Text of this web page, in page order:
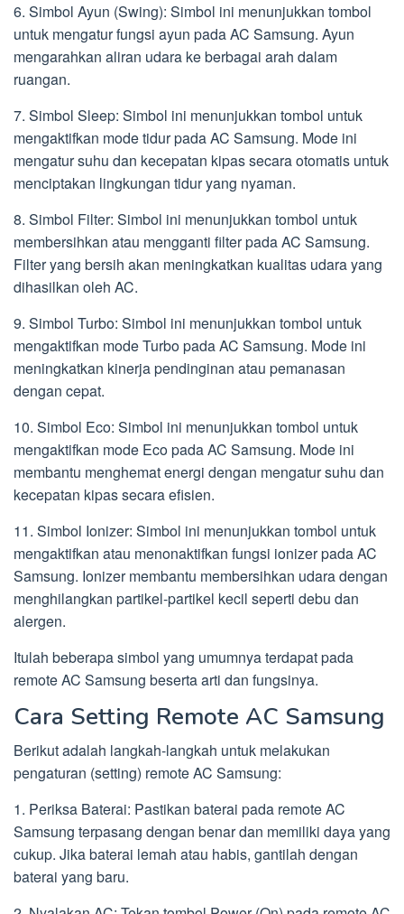
6. Simbol Ayun (Swing): Simbol ini menunjukkan tombol
untuk mengatur fungsi ayun pada AC Samsung. Ayun
mengarahkan aliran udara ke berbagai arah dalam
ruangan.
7. Simbol Sleep: Simbol ini menunjukkan tombol untuk
mengaktifkan mode tidur pada AC Samsung. Mode ini
mengatur suhu dan kecepatan kipas secara otomatis untuk
menciptakan lingkungan tidur yang nyaman.
8. Simbol Filter: Simbol ini menunjukkan tombol untuk
membersihkan atau mengganti filter pada AC Samsung.
Filter yang bersih akan meningkatkan kualitas udara yang
dihasilkan oleh AC.
9. Simbol Turbo: Simbol ini menunjukkan tombol untuk
mengaktifkan mode Turbo pada AC Samsung. Mode ini
meningkatkan kinerja pendinginan atau pemanasan
dengan cepat.
10. Simbol Eco: Simbol ini menunjukkan tombol untuk
mengaktifkan mode Eco pada AC Samsung. Mode ini
membantu menghemat energi dengan mengatur suhu dan
kecepatan kipas secara efisien.
11. Simbol Ionizer: Simbol ini menunjukkan tombol untuk
mengaktifkan atau menonaktifkan fungsi ionizer pada AC
Samsung. Ionizer membantu membersihkan udara dengan
menghilangkan partikel-partikel kecil seperti debu dan
alergen.
Itulah beberapa simbol yang umumnya terdapat pada
remote AC Samsung beserta arti dan fungsinya.
Cara Setting Remote AC Samsung
Berikut adalah langkah-langkah untuk melakukan
pengaturan (setting) remote AC Samsung:
1. Periksa Baterai: Pastikan baterai pada remote AC
Samsung terpasang dengan benar dan memiliki daya yang
cukup. Jika baterai lemah atau habis, gantilah dengan
baterai yang baru.